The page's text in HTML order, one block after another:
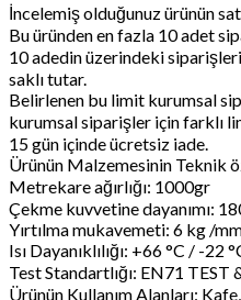
İncelemiş olduğunuz ürünün
Bu üründen en fazla 10 adet
10 adedin üzerindeki
saklı tutar.
Belirlenen bu limit kurumsal
kurumsal siparişler için farklı
15 gün içinde ücretsiz iade.
Ürünün Malzemesinin Teknik
Metrekare ağırlığı: 1000gr
Çekme kuvvetine dayanımı:
Yırtılma mukavemeti: 6 kg /
Isı Dayanıklılığı: +66 °C / -22
Test Standartlığı: EN71 TEST
Ürünün Kullanım Alanları: